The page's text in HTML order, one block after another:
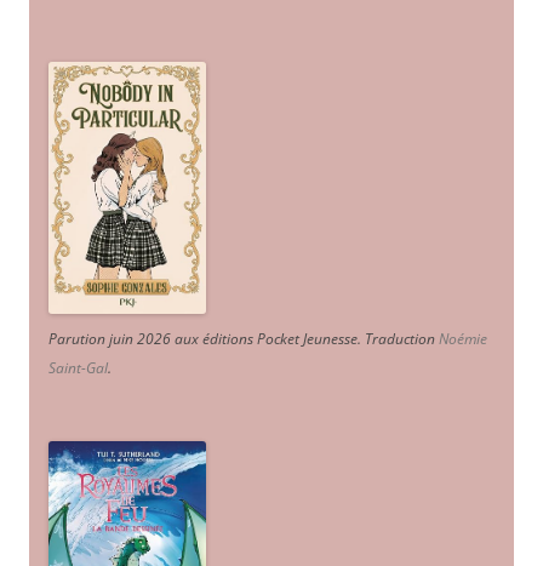
Parution juin 2026 aux éditions Pocket Jeunesse. TraductionNoémie
Saint-Gal.